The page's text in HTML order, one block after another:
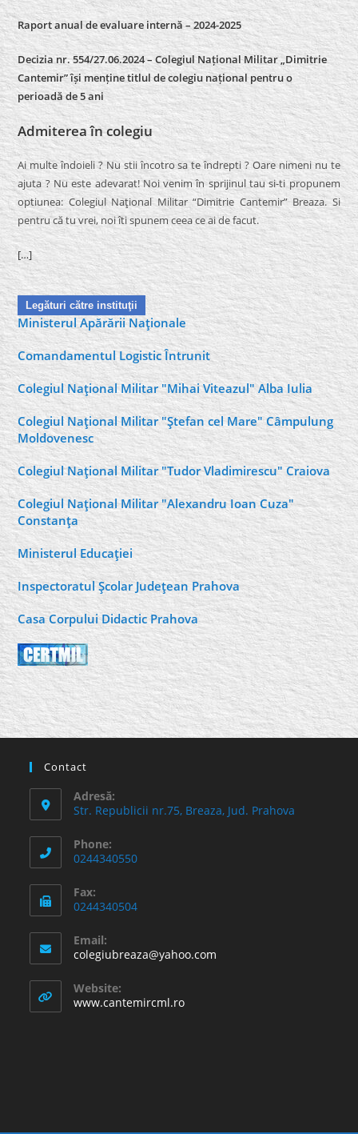
Raport anual de evaluare internă –2024-2025
Decizia nr. 554/27.06.2024 – Colegiul Național Militar „Dimitrie
Cantemir” își menține titlul de colegiu național pentru o
perioadă de 5 ani
Admiterea în colegiu
Ai multe îndoieli ? Nu stii încotro sa te îndrepti ? Oare nimeni nu te
ajuta ? Nu este adevarat! Noi venim în sprijinul tau si-ti propunem
optiunea: Colegiul Naţional Militar “Dimitrie Cantemir” Breaza. Si
pentru că tu vrei, noi îti spunem ceea ce ai de facut.
[…]
Legături către instituţii
Ministerul Apărării Naţionale
Comandamentul Logistic Întrunit
Colegiul Naţional Militar "Mihai Viteazul" Alba Iulia
Colegiul Naţional Militar "Ştefan cel Mare" Câmpulung
Moldovenesc
Colegiul Naţional Militar "Tudor Vladimirescu" Craiova
Colegiul Naţional Militar "Alexandru Ioan Cuza"
Constanţa
Ministerul Educaţiei
Inspectoratul Şcolar Judeţean Prahova
Casa Corpului Didactic Prahova
Contact
Adresă:
Str. Republicii nr.75, Breaza, Jud. Prahova
Phone:
0244340550
Fax:
0244340504
Email:
colegiubreaza@yahoo.com
Website:
www.cantemircml.ro